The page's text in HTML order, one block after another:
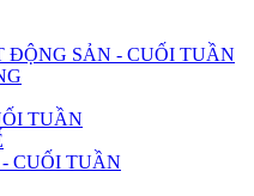
SẢN - CUỐI TUẦN
TUẦN
CUỐI TUẦN